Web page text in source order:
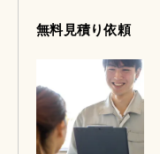
無料見積り依頼